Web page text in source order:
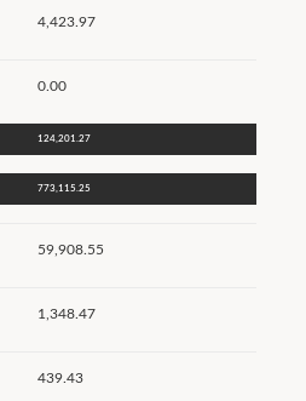
4,423.97
0.00
124,201.27
773,115.25
59,908.55
1,348.47
439.43